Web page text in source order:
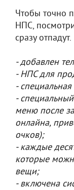
Чтобы точно
НПС,
сразу отпадут.
- добавлен
- НПС для
-
-
меню после
онлайна,
очков);
- каждые
которые
вещи;
- включена